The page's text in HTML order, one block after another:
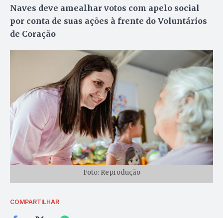
Naves deve amealhar votos com apelo social
por conta de suas ações à frente do Voluntários
de Coração
Foto: Reprodução
COMPARTILHAR